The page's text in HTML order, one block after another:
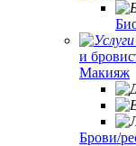
и
Макияж
Брови/